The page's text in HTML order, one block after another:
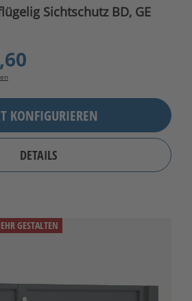
Sichtschutz BD, GE
KONFIGURIEREN
DETAILS
GESTALTEN